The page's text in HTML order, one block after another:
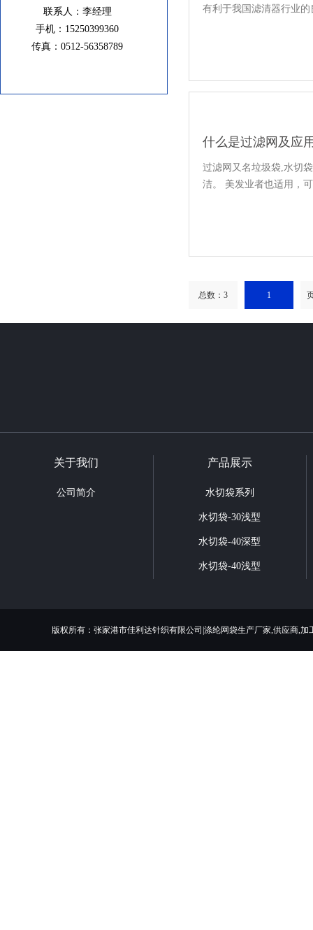
联系人：李经理
手机：15250399360
传真：0512-56358789
有利于我国滤清器行业
什么是过滤网及应
过滤网又名垃圾袋,水切
洁。 美发业者也适用，
总数：3 1
关于我们
公司简介
产品展示
水切袋系列
水切袋-30浅型
水切袋-40深型
水切袋-40浅型
版权所有：张家港市佳利达针织有限公司|涤纶网袋生产厂家,供应商,